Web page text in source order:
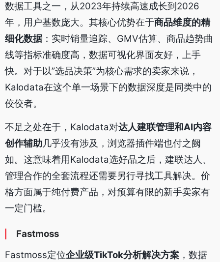
数据工具之一，从2023年持续高速成长到2026
年，用户基数庞大。其核心优势在于商品维度的精
细化数据 ：实时销量追踪、GMV估算、商品趋势曲
线等指标准确度高，数据可视化界面友好，上手
快。对于以”选品决策”为核心需求的卖家来说，
Kalodata在这个单一场景下的数据深度是同类中的
佼佼者。
不足之处在于，Kalodata对达人建联管理和AI内容
创作辅助几乎没有涉及，浏览器插件端也付之阙
如。这意味着用Kalodata选好品之后，建联达人、
管理合作的全套流程还需要另行寻找工具解决。价
格方面属于纯付费产品，对预算有限的新手卖家有
一定门槛。
Fastmoss
Fastmoss定位企业级TikTok分析解决方案 ，数据